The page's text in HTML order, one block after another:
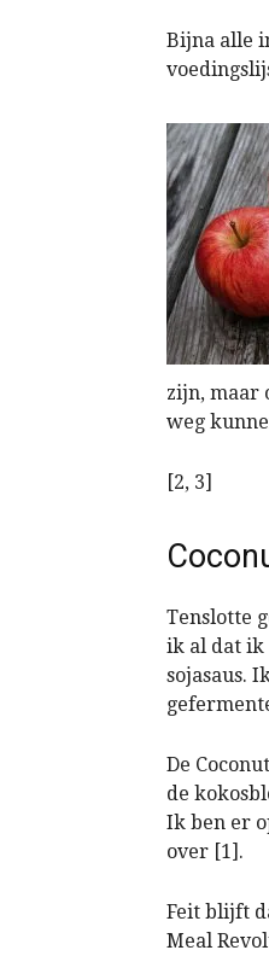
Bijna alle
zijn, maar
weg
[2, 3]
Tenslotte
ik al dat ik
sojasaus.
De
de
Ik ben er
over [1].
Feit blijft
Meal